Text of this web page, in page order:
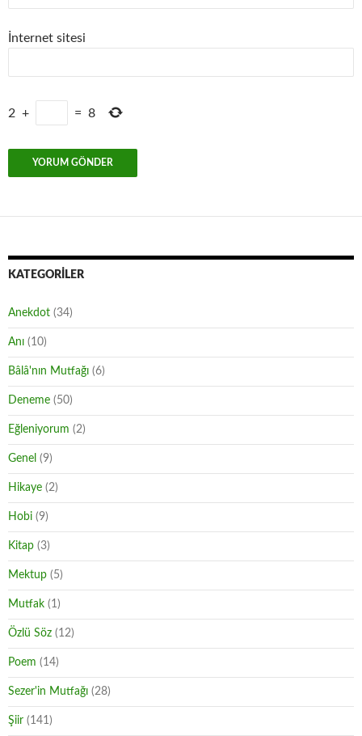
İnternet sitesi
2 + = 8
KATEGORILER
Anekdot (34)
Anı (10)
Bâlâ'nın Mutfağı (6)
Deneme (50)
Eğleniyorum (2)
Genel (9)
Hikaye (2)
Hobi (9)
Kitap (3)
Mektup (5)
Mutfak (1)
Özlü Söz (12)
Poem (14)
Sezer'in Mutfağı (28)
Şiir (141)